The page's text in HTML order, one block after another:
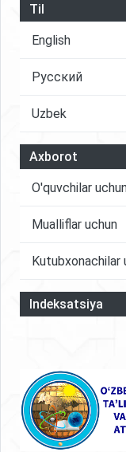
Til
English
Русский
Uzbek
Axborot
O'quvchilar
Mualliflar uchun
Kutubxonachilar
Indeksatsiya